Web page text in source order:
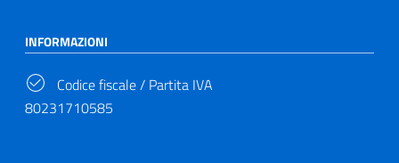
INFORMAZIONI
Codice fiscale / Partita IVA
80231710585